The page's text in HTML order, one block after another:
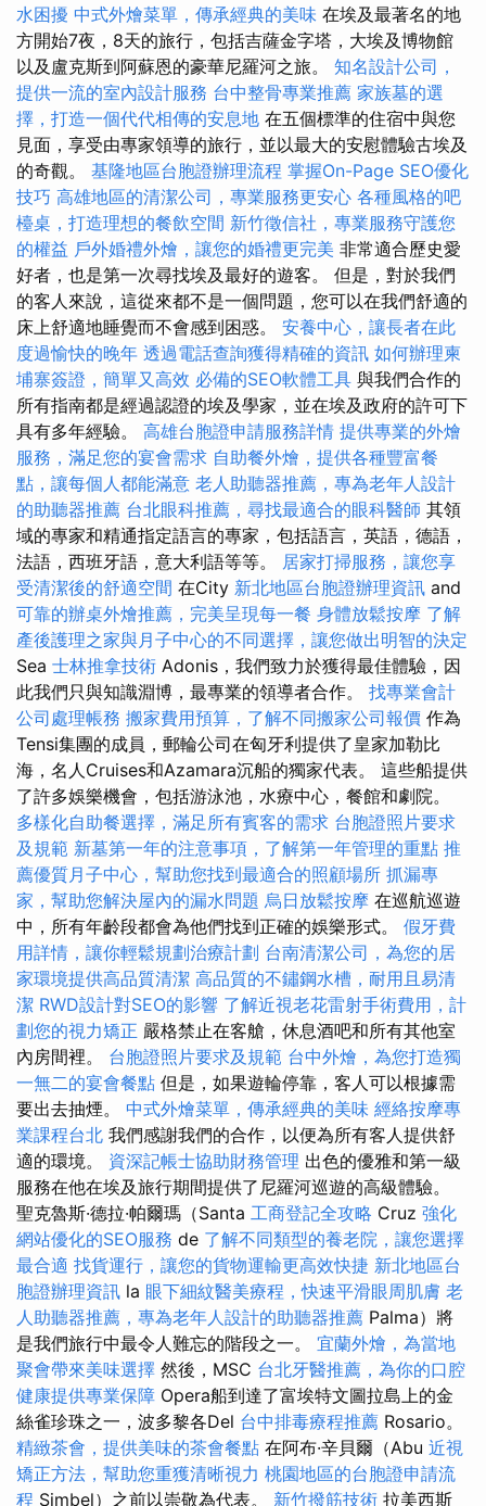
水困擾 中式外燴菜單，傳承經典的美味 在埃及最著名的地
方開始7夜，8天的旅行，包括吉薩金字塔，大埃及博物館
以及盧克斯到阿蘇恩的豪華尼羅河之旅。 知名設計公司，
提供一流的室內設計服務 台中整骨專業推薦 家族墓的選
擇，打造一個代代相傳的安息地 在五個標準的住宿中與您
見面，享受由專家領導的旅行，並以最大的安慰體驗古埃及
的奇觀。 基隆地區台胞證辦理流程 掌握On-Page SEO優化
技巧 高雄地區的清潔公司，專業服務更安心 各種風格的吧
檯桌，打造理想的餐飲空間 新竹徵信社，專業服務守護您
的權益 戶外婚禮外燴，讓您的婚禮更完美 非常適合歷史愛
好者，也是第一次尋找埃及最好的遊客。 但是，對於我們
的客人來說，這從來都不是一個問題，您可以在我們舒適的
床上舒適地睡覺而不會感到困惑。 安養中心，讓長者在此
度過愉快的晚年 透過電話查詢獲得精確的資訊 如何辦理柬
埔寨簽證，簡單又高效 必備的SEO軟體工具 與我們合作的
所有指南都是經過認證的埃及學家，並在埃及政府的許可下
具有多年經驗。 高雄台胞證申請服務詳情 提供專業的外燴
服務，滿足您的宴會需求 自助餐外燴，提供各種豐富餐
點，讓每個人都能滿意 老人助聽器推薦，專為老年人設計
的助聽器推薦 台北眼科推薦，尋找最適合的眼科醫師 其領
域的專家和精通指定語言的專家，包括語言，英語，德語，
法語，西班牙語，意大利語等等。 居家打掃服務，讓您享
受清潔後的舒適空間 在City 新北地區台胞證辦理資訊 and
可靠的辦桌外燴推薦，完美呈現每一餐 身體放鬆按摩 了解
產後護理之家與月子中心的不同選擇，讓您做出明智的決定
Sea 士林推拿技術 Adonis，我們致力於獲得最佳體驗，因
此我們只與知識淵博，最專業的領導者合作。 找專業會計
公司處理帳務 搬家費用預算，了解不同搬家公司報價 作為
Tensi集團的成員，郵輪公司在匈牙利提供了皇家加勒比
海，名人Cruises和Azamara沉船的獨家代表。 這些船提供
了許多娛樂機會，包括游泳池，水療中心，餐館和劇院。
多樣化自助餐選擇，滿足所有賓客的需求 台胞證照片要求
及規範 新墓第一年的注意事項，了解第一年管理的重點 推
薦優質月子中心，幫助您找到最適合的照顧場所 抓漏專
家，幫助您解決屋內的漏水問題 烏日放鬆按摩 在巡航巡遊
中，所有年齡段都會為他們找到正確的娛樂形式。 假牙費
用詳情，讓你輕鬆規劃治療計劃 台南清潔公司，為您的居
家環境提供高品質清潔 高品質的不鏽鋼水槽，耐用且易清
潔 RWD設計對SEO的影響 了解近視老花雷射手術費用，計
劃您的視力矯正 嚴格禁止在客艙，休息酒吧和所有其他室
內房間裡。 台胞證照片要求及規範 台中外燴，為您打造獨
一無二的宴會餐點 但是，如果遊輪停靠，客人可以根據需
要出去抽煙。 中式外燴菜單，傳承經典的美味 經絡按摩專
業課程台北 我們感謝我們的合作，以便為所有客人提供舒
適的環境。 資深記帳士協助財務管理 出色的優雅和第一級
服務在他在埃及旅行期間提供了尼羅河巡遊的高級體驗。
聖克魯斯·德拉·帕爾瑪（Santa 工商登記全攻略 Cruz 強化
網站優化的SEO服務 de 了解不同類型的養老院，讓您選擇
最合適 找貨運行，讓您的貨物運輸更高效快捷 新北地區台
胞證辦理資訊 la 眼下細紋醫美療程，快速平滑眼周肌膚 老
人助聽器推薦，專為老年人設計的助聽器推薦 Palma）將
是我們旅行中最令人難忘的階段之一。 宜蘭外燴，為當地
聚會帶來美味選擇 然後，MSC 台北牙醫推薦，為你的口腔
健康提供專業保障 Opera船到達了富埃特文圖拉島上的金
絲雀珍珠之一，波多黎各Del 台中排毒療程推薦 Rosario。
精緻茶會，提供美味的茶會餐點 在阿布·辛貝爾（Abu 近視
矯正方法，幫助您重獲清晰視力 桃園地區的台胞證申請流
程 Simbel）之前以崇敬為代表。 新竹撥筋技術 拉美西斯